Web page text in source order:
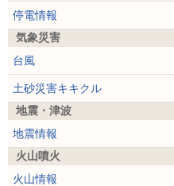
停電情報
気象災害
台風
土砂災害キキクル
地震・津波
地震情報
火山噴火
火山情報